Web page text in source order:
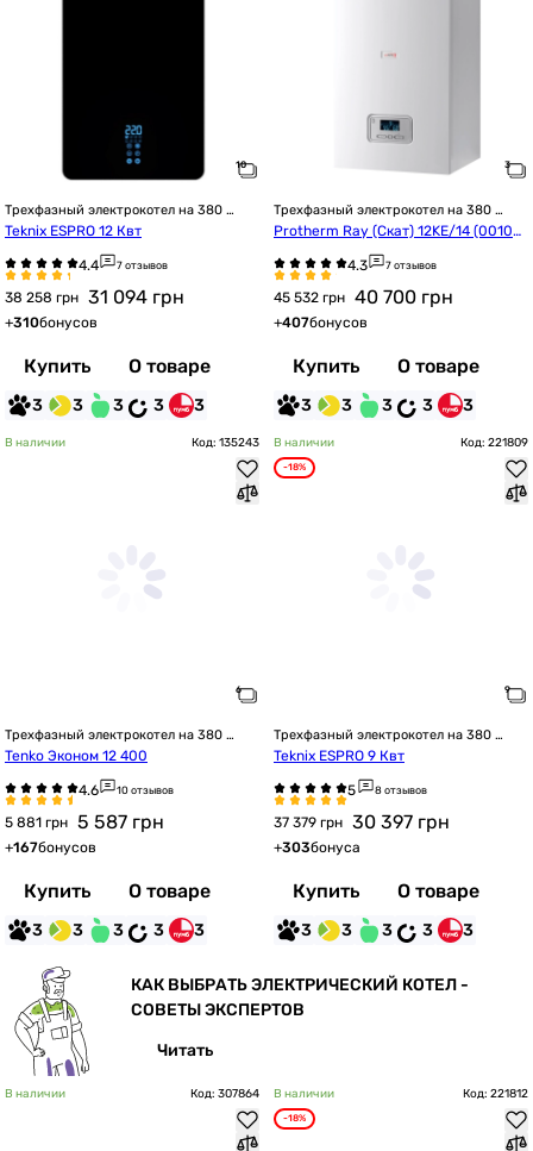
Трехфазный электрокотел на 380
Вольт
Teknix ESPRO 12 Квт
7 отзывов
38 258 грн 31 094 грн
+310бонусов
Купить О товаре
3 3 3 3 3
Трехфазный электрокотел на 380
Вольт
Protherm Ray (Скат) 12KE/14 (00100
7 отзывов
45 532 грн 40 700 грн
+407бонусов
Купить О товаре
3 3 3 3 3
В наличии Код: 135243
Трехфазный электрокотел на 380
Вольт
Tenko Эконом 12 400
10 отзывов
5 881 грн 5 587 грн
+167бонусов
Купить О товаре
3 3 3 3 3
В наличии Код: 221809
-18%
Трехфазный электрокотел на 380
Вольт
Teknix ESPRO 9 Квт
8 отзывов
37 379 грн 30 397 грн
+303бонуса
Купить О товаре
3 3 3 3 3
КАК ВЫБРАТЬ ЭЛЕКТРИЧЕСКИЙ КОТЕЛ -
СОВЕТЫ ЭКСПЕРТОВ
Читать
В наличии Код: 307864 В наличии Код: 221812
-18%